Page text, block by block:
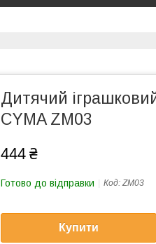
Дитячий
CYMA ZM03
444 ₴
Готово до відправки Код: ZM03
Купити